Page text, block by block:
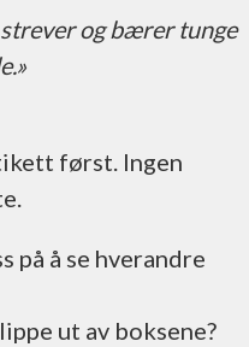
strever og bærer tunge
først. Ingen
på å se hverandre
ut av boksene?